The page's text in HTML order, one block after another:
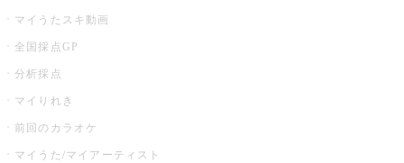
マイうたスキ動画
全国採点GP
分析採点
マイりれき
前回のカラオケ
マイうた/マイアーティスト